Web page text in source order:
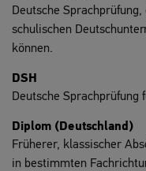
Deutsche
schulischen
können.
DSH
Deutsche Sprachprüfung
Diplom (Deutschland)
Früherer, klassischer
in bestimmten